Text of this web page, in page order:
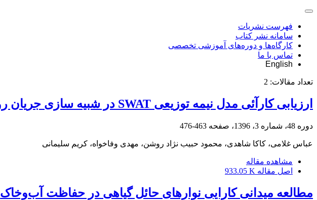
فهرست نشریات
سامانه نشر کتاب
کارگاه‌ها و دوره‌های آموزشی تخصصی
تماس با ما
English
تعداد مقالات: 2
ارزیابی کارآئی مدل نیمه توزیعی SWAT در شبیه سازی جریان رودخانه ای (مطالعة موردی حوضه آبخیز تالار استان مازندران)
دوره 48، شماره 3، 1396، صفحه 463-476
عباس غلامی، کاکا شاهدی، محمود حبیب نژاد روشن، مهدی وفاخواه، کریم سلیمانی
مشاهده مقاله
اصل مقاله 933.05 K
مطالعه میدانی کارایی نوارهای حائل گیاهی در حفاظت آب‌وخاک